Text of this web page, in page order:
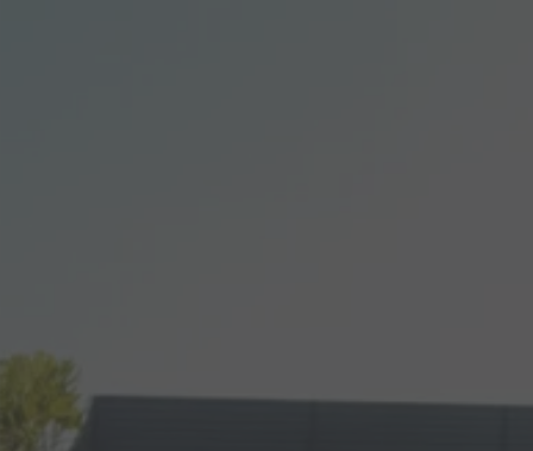
Pubblicato 06 Luglio 2026 | Autore: Eni Plenitude
10 min lettura